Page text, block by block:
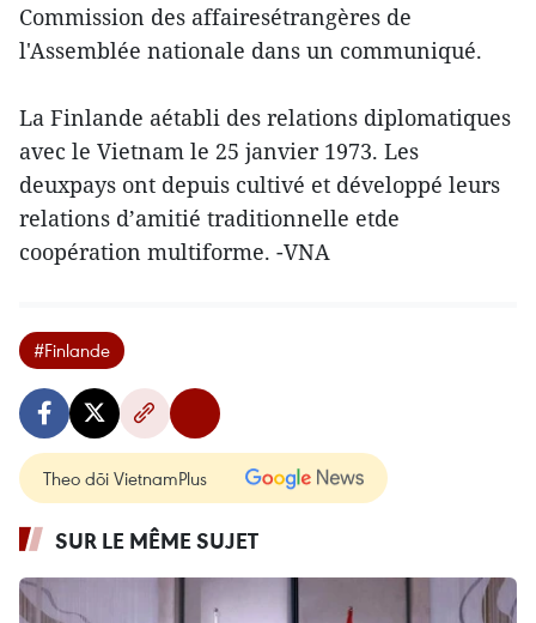
Commission des affairesétrangères de
l'Assemblée nationale dans un communiqué.
La Finlande aétabli des relations diplomatiques
avec le Vietnam le 25 janvier 1973. Les
deuxpays ont depuis cultivé et développé leurs
relations d’amitié traditionnelle etde
coopération multiforme. -VNA
#Finlande
Theo dõi VietnamPlus
SUR LE MÊME SUJET